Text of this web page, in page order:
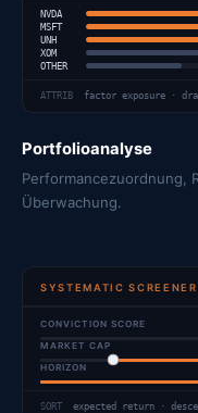
NVDA
MSFT
UNH
XOM
OTHER
ATTRIB factor exposure ·
Portfolioanalyse
Performancezuordnung,
Überwachung.
SYSTEMATIC SCREENER
CONVICTION SCORE
MARKET CAP
HORIZON
SORT expected return ·